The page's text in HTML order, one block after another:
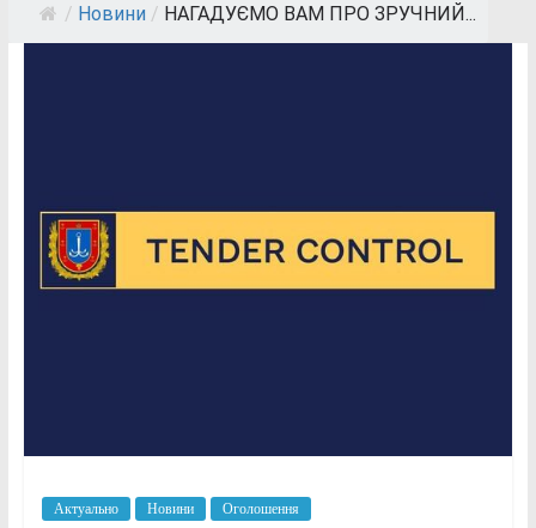
/ Новини / НАГАДУЄМО ВАМ ПРО ЗРУЧНИЙ...
Актуально Новини Оголошення